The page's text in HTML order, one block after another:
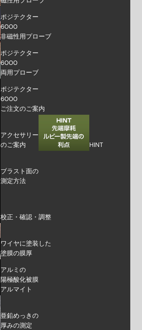
ポジテクター
6000
非磁性用プローブ
ポジテクター
6000
両用プローブ
ポジテクター
6000
ご注文のご案内
アクセサリー
のご案内
HINT
ブラスト面の
測定方法
校正・確認・調整
ワイヤに塗装した
塗膜の膜厚
アルミの
陽極酸化被膜
アルマイト
亜鉛めっきの
厚みの測定